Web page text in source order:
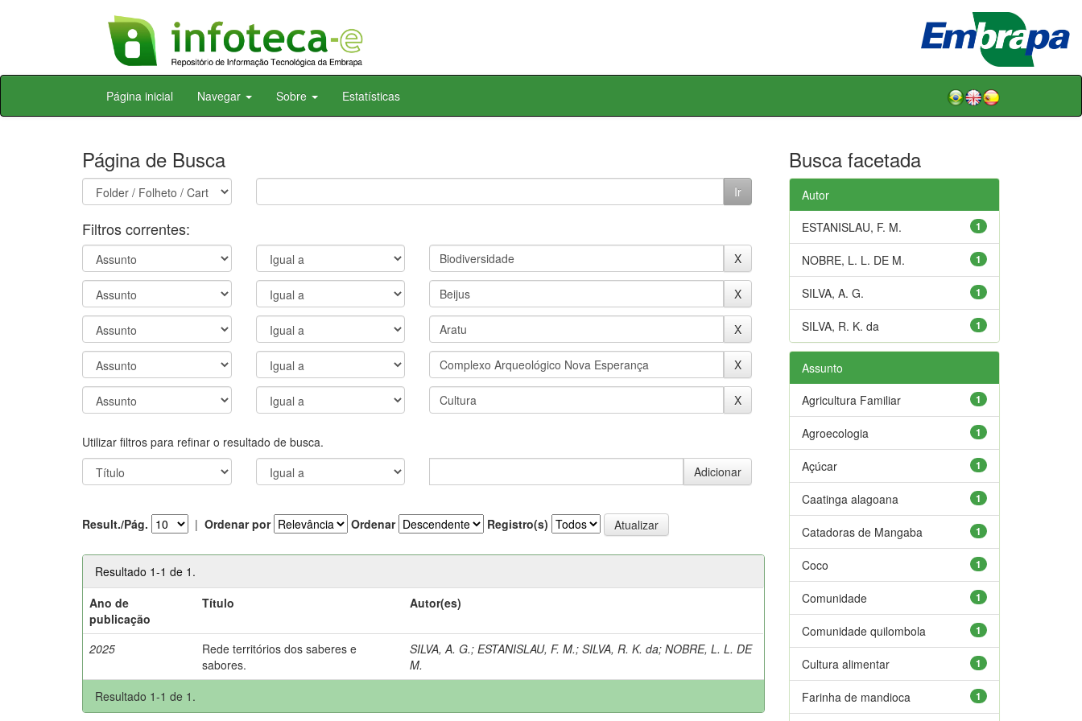
Skip
Página inicial Navegar Sobre Estatísticas
Página de Busca
Filtros correntes:
Utilizar filtros para refinar o resultado de busca.
Result./Pág. | Ordenar por Ordenar Registro(s)
Resultado 1-1 de 1.
Ano de
publicação
Título Autor(es)
2025
Rede territórios dos saberes e
sabores.
SILVA, A. G.;ESTANISLAU, F. M.;SILVA, R. K. da;NOBRE, L. L. DE
M.
Resultado 1-1 de 1.
Busca facetada
Autor
1
ESTANISLAU, F. M.
1
NOBRE, L. L. DE M.
1
SILVA, A. G.
1
SILVA, R. K. da
Assunto
1
Agricultura Familiar
1
Agroecologia
1
Açúcar
1
Caatinga alagoana
1
Catadoras de Mangaba
1
Coco
1
Comunidade
1
Comunidade quilombola
1
Cultura alimentar
1
Farinha de mandioca